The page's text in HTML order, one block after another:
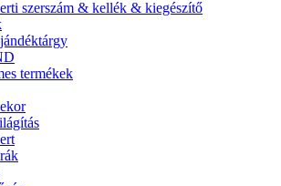
szerszám & kellék & kiegészítő
termékek